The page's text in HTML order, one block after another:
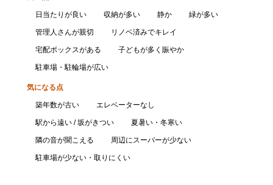
日当たりが良い 収納が多い 静か 緑が多い
管理人さんが親切 リノベ済みでキレイ
宅配ボックスがある 子どもが多く賑やか
駐車場・駐輪場が広い
気になる点
築年数が古い エレベーターなし
駅から遠い / 坂がきつい 夏暑い・冬寒い
隣の音が聞こえる 周辺にスーパーが少ない
駐車場が少ない・取りにくい